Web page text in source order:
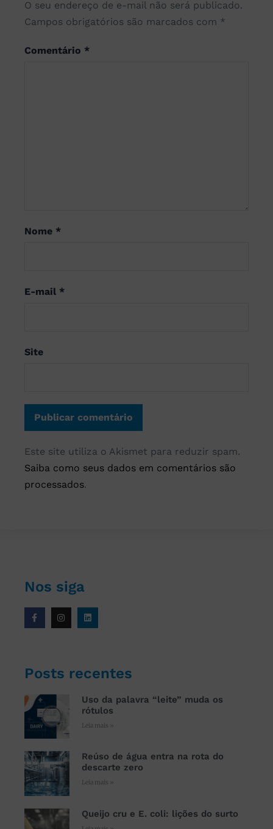
O seu endereço de e-mail não será publicado.
Campos obrigatórios são marcados com *
Comentário *
Nome *
E-mail *
Site
Este site utiliza o Akismet para reduzir spam.
Saiba como seus dados em comentários são
processados.
Nos siga
Posts recentes
Uso da palavra “leite” muda os
rótulos
Leia mais »
Reúso de água entra na rota do
descarte zero
Leia mais »
Queijo cru e E. coli: lições do surto